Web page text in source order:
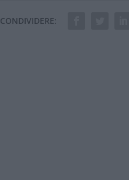
CONDIVIDERE: